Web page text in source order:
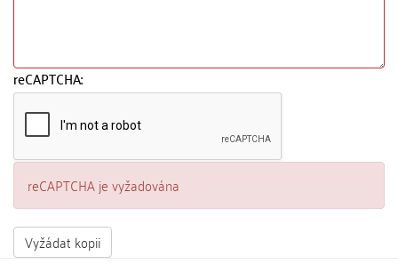
reCAPTCHA:
reCAPTCHA je vyžadována
Vyžádat kopii